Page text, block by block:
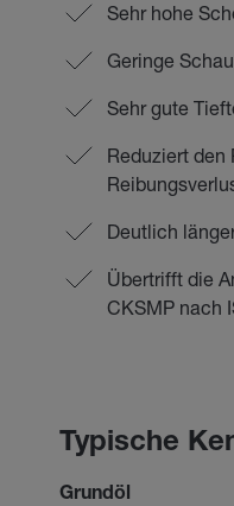
Sehr hohe
Geringe
Sehr gute
Reduziert den
Deutlich
Übertrifft die
CKSMP nach
Typische
Grundöl